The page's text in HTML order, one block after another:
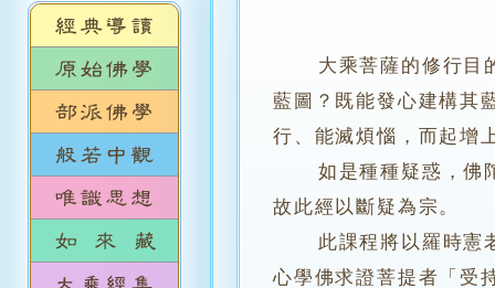
大乘菩薩的修行目
藍圖？既能發心建構其
行、能滅煩惱，而起增
如是種種疑惑，佛陀
故此經以斷疑為宗。
此課程將以羅時憲老
心學佛求證菩提者「受